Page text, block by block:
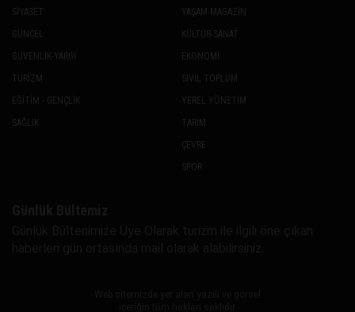
SİYASET
GÜNCEL
GÜVENLİK-YARGI
TURİZM
EĞİTİM - GENÇLİK
SAĞLIK
YAŞAM-MAGAZİN
KÜLTÜR-SANAT
EKONOMİ
SİVİL TOPLUM
YEREL YÖNETİM
TARIM
ÇEVRE
SPOR